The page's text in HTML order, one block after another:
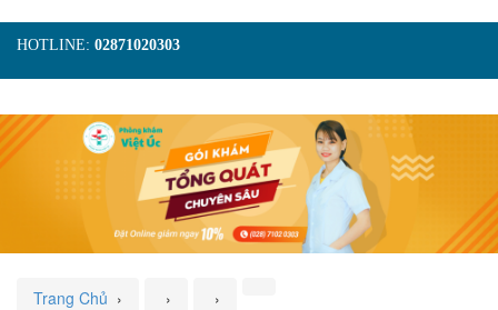
HOTLINE: 02871020303
TRANG CHỦ
GIỚI THIỆU
TIN TỨC
DỊCH VỤ
GÓI KHÁM
HÌNH ẢNH
LIÊN HỆ
ĐẶT LỊCH KHÁM
Trang Chủ › › ›